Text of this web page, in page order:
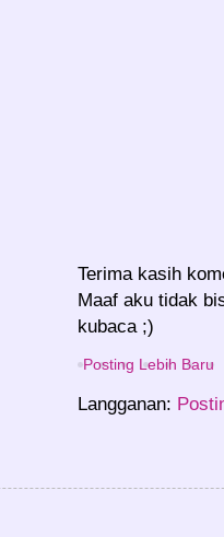
Terima kasih
Maaf aku tidak
kubaca ;)
Posting Lebih Baru
Langganan: